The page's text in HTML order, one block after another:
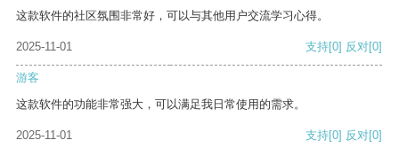
这款软件的社区氛围非常好，可以与其他用户交流学习心得。
2025-11-01 支持[0] 反对[0]
游客
这款软件的功能非常强大，可以满足我日常使用的需求。
2025-11-01 支持[0] 反对[0]